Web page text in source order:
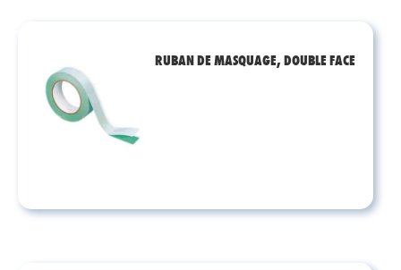
RUBAN DE MASQUAGE, DOUBLE FACE